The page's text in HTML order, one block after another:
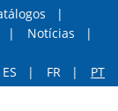
Notícias
ES FR PT